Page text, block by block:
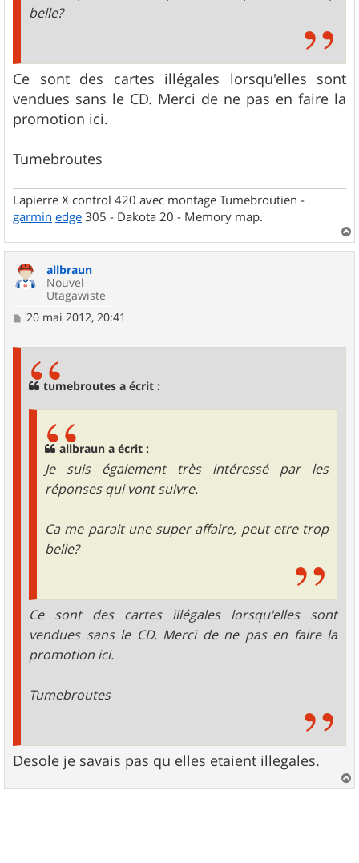
belle?
Ce sont des cartes illégales lorsqu'elles sont
vendues sans le CD. Merci de ne pas en faire la
promotion ici.
Tumebroutes
Lapierre X control 420 avec montage Tumebroutien -
garmin edge 305 - Dakota 20 - Memory map.
a
allbraun
Nouvel
Utagawiste
M
20 mai 2012, 20:41
tumebroutes a écrit :
allbraun a écrit :
Je suis également très intéressé par les
réponses qui vont suivre.
Ca me parait une super affaire, peut etre trop
belle?
Ce sont des cartes illégales lorsqu'elles sont
vendues sans le CD. Merci de ne pas en faire la
promotion ici.
Tumebroutes
Desole je savais pas qu elles etaient illegales.
a